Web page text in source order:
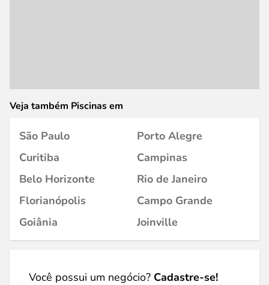
Veja também Piscinas em
São Paulo
Porto Alegre
Curitiba
Campinas
Belo Horizonte
Rio de Janeiro
Florianópolis
Campo Grande
Goiânia
Joinville
Você possui um negócio? Cadastre-se!